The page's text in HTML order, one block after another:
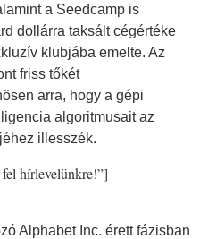
a Seedcamp is
dollárra taksált cégértéke
klubjába emelte. Az
friss tőkét
arra, hogy a gépi
algoritmusait az
illesszék.
hírlevelünkre!”]
Alphabet Inc. érett fázisban